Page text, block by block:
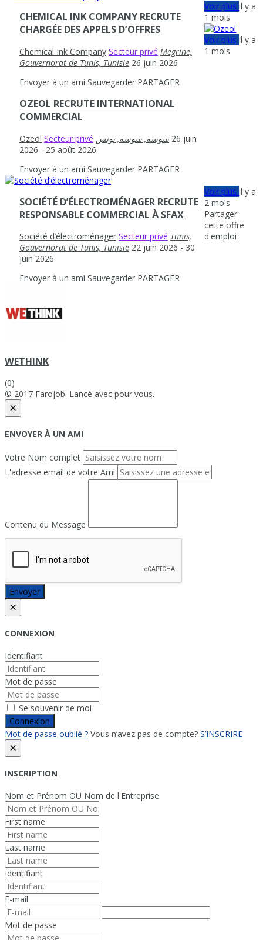
CHEMICAL INK COMPANY RECRUTE
CHARGÉE DES APPELS D’OFFRES
Chemical Ink Company Secteur privé Megrine,
Gouvernorat de Tunis, Tunisie 26 juin 2026
Envoyer à un ami Sauvegarder PARTAGER
Voir plusil y a
1 mois
OZEOL RECRUTE INTERNATIONAL
COMMERCIAL
Ozeol Secteur privé
26 juin
2026 - 25 août 2026
Envoyer à un ami Sauvegarder PARTAGER
Voir plusil y a
1 mois
SOCIÉTÉ D’ÉLECTROMÉNAGER RECRUTE
RESPONSABLE COMMERCIAL À SFAX
Société d’électroménager Secteur privé Tunis,
Gouvernorat de Tunis, Tunisie 22 juin 2026 - 30
juin 2026
Envoyer à un ami Sauvegarder PARTAGER
Voir plusil y a
2 mois
Partager
cette offre
d'emploi
WETHINK
(0)
© 2017 Farojob. Lancé avec pour vous.
×
ENVOYER À UN AMI
Votre Nom complet
L'adresse email de votre Ami
Contenu du Message
Envoyer
×
CONNEXION
Identifiant
Mot de passe
Se souvenir de moi
Connexion
Mot de passe oublié ? Vous n’avez pas de compte? S’INSCRIRE
×
INSCRIPTION
Nom et Prénom OU Nom de l'Entreprise
First name
Last name
Identifiant
E-mail
Mot de passe